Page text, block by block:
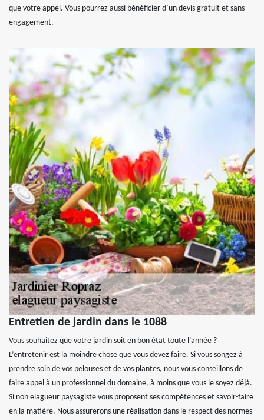
que votre appel. Vous pourrez aussi bénéficier d’un devis gratuit et sans
engagement.
Entretien de jardin dans le 1088
Vous souhaitez que votre jardin soit en bon état toute l’année ?
L’entretenir est la moindre chose que vous devez faire. Si vous songez à
prendre soin de vos pelouses et de vos plantes, nous vous conseillons de
faire appel à un professionnel du domaine, à moins que vous le soyez déjà.
Si non elagueur paysagiste vous proposent ses compétences et savoir-faire
en la matière. Nous assurerons une réalisation dans le respect des normes